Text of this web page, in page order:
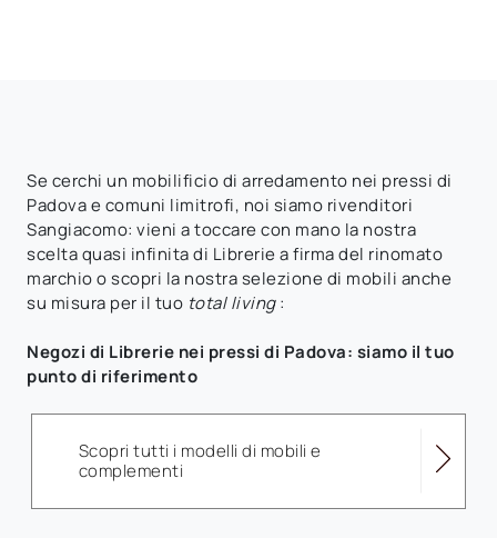
Se cerchi un mobilificio di arredamento nei pressi di
Padova e comuni limitrofi, noi siamo rivenditori
Sangiacomo: vieni a toccare con mano la nostra
scelta quasi infinita di Librerie a firma del rinomato
marchio o scopri la nostra selezione di mobili anche
su misura per il tuo total living:
Negozi di Librerie nei pressi di Padova: siamo il tuo
punto di riferimento
Scopri tutti i modelli di mobili e
complementi